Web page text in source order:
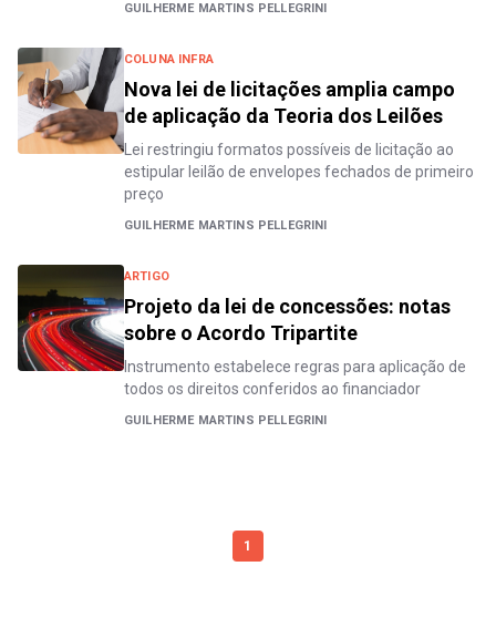
GUILHERME MARTINS PELLEGRINI
COLUNA INFRA
Nova lei de licitações amplia campo
de aplicação da Teoria dos Leilões
Lei restringiu formatos possíveis de licitação ao
estipular leilão de envelopes fechados de primeiro
preço
GUILHERME MARTINS PELLEGRINI
ARTIGO
Projeto da lei de concessões: notas
sobre o Acordo Tripartite
Instrumento estabelece regras para aplicação de
todos os direitos conferidos ao financiador
GUILHERME MARTINS PELLEGRINI
1